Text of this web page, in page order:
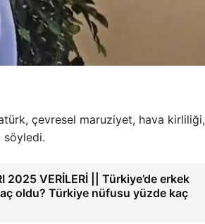
çevresel maruziyet, hava kirliliği,
söyledi.
2025 VERİLERİ || Türkiye’de erkek
oldu? Türkiye nüfusu yüzde kaç